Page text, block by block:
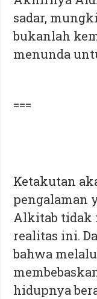
sadar,
bukanlah
menunda
===
Ketakutan
pengalaman
Alkitab tidak
realitas ini.
bahwa
hidupnya